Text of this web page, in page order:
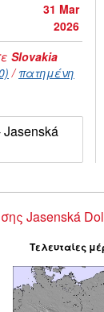
31 Mar
2026
Slovakia
/πατημένη
Jasenská
Jasenská
Τελευταίες